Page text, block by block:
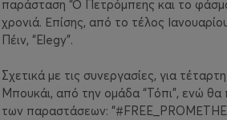
παράσταση “Ο Πετρόμπεης και το
χρονιά. Επίσης, από το τέλος
Πέιν, “Elegy”.
Σχετικά με τις συνεργασίες, για
Μπουκάι, από την ομάδα “Τόπι”, ενώ
των παραστάσεων: